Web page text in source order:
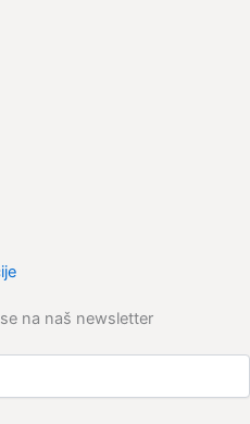
na naš newsletter